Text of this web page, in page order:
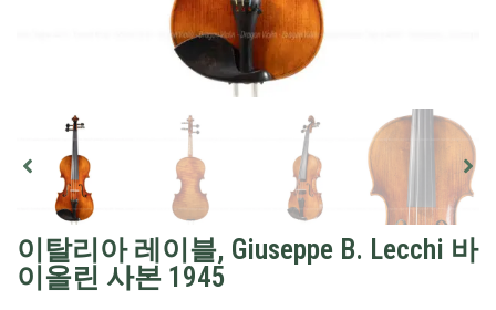
이탈리아 레이블, Giuseppe B. Lecchi 바
이올린 사본 1945